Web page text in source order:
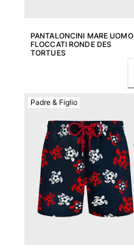
Vedi tutti i Calzini
Portachiavi
Vedi tutti i Portachiavi
Gioielli e Orologi
Vedi tutti i Gioielli e Orologi
Collaborazioni
PANTALONCINI MARE UOMO
FLOCCATI RONDE DES
TORTUES
Padre & Figlio